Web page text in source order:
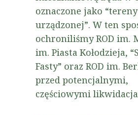
oznaczone jako
urządzonej”. W ten
ochroniliśmy ROD im.
im. Piasta Kołodzieja,
Fasty” oraz ROD im.
przed potencjalnymi,
częściowymi